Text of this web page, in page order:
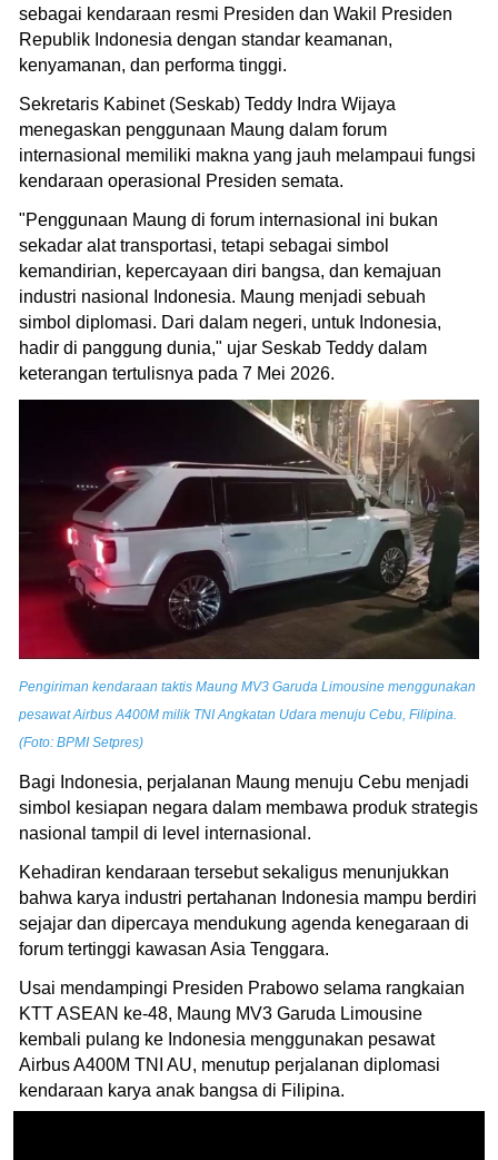
sebagai kendaraan resmi Presiden dan Wakil Presiden
Republik Indonesia dengan standar keamanan,
kenyamanan, dan performa tinggi.
Sekretaris Kabinet (Seskab) Teddy Indra Wijaya
menegaskan penggunaan Maung dalam forum
internasional memiliki makna yang jauh melampaui fungsi
kendaraan operasional Presiden semata.
"Penggunaan Maung di forum internasional ini bukan
sekadar alat transportasi, tetapi sebagai simbol
kemandirian, kepercayaan diri bangsa, dan kemajuan
industri nasional Indonesia. Maung menjadi sebuah
simbol diplomasi. Dari dalam negeri, untuk Indonesia,
hadir di panggung dunia," ujar Seskab Teddy dalam
keterangan tertulisnya pada 7 Mei 2026.
Pengiriman kendaraan taktis Maung MV3 Garuda Limousine menggunakan
pesawat Airbus A400M milik TNI Angkatan Udara menuju Cebu, Filipina.
(Foto: BPMI Setpres)
Bagi Indonesia, perjalanan Maung menuju Cebu menjadi
simbol kesiapan negara dalam membawa produk strategis
nasional tampil di level internasional.
Kehadiran kendaraan tersebut sekaligus menunjukkan
bahwa karya industri pertahanan Indonesia mampu berdiri
sejajar dan dipercaya mendukung agenda kenegaraan di
forum tertinggi kawasan Asia Tenggara.
Usai mendampingi Presiden Prabowo selama rangkaian
KTT ASEAN ke-48, Maung MV3 Garuda Limousine
kembali pulang ke Indonesia menggunakan pesawat
Airbus A400M TNI AU, menutup perjalanan diplomasi
kendaraan karya anak bangsa di Filipina.